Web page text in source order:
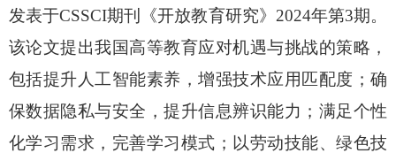
发表于CSSCI期刊《开放教育研究》2024年第3期。
该论文提出我国高等教育应对机遇与挑战的策略，
包括提升人工智能素养，增强技术应用匹配度；确
保数据隐私与安全，提升信息辨识能力；满足个性
化学习需求，完善学习模式；以劳动技能、绿色技